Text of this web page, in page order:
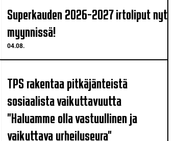
04.08.
Superkauden 2026-2027 irtoliput nyt
myynnissä!
TPS rakentaa pitkäjänteistä
sosiaalista vaikuttavuutta
"Haluamme olla vastuullinen ja
vaikuttava urheiluseura"